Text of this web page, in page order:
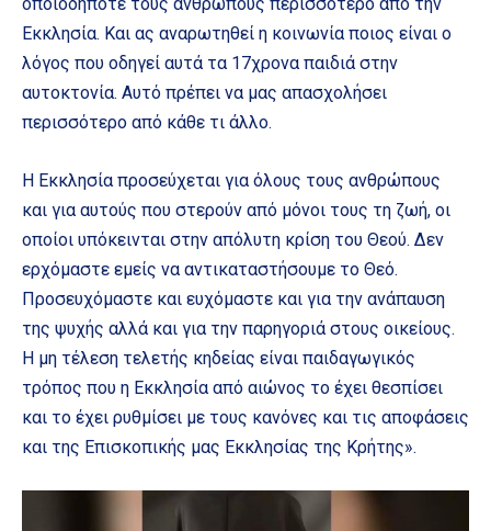
Εκκλησία. Και ας αναρωτηθεί η κοινωνία ποιος είναι ο
λόγος που οδηγεί αυτά τα 17χρονα παιδιά στην
αυτοκτονία. Αυτό πρέπει να μας απασχολήσει
περισσότερο από κάθε τι άλλο.
Η Εκκλησία προσεύχεται για όλους τους ανθρώπους
και για αυτούς που στερούν από μόνοι τους τη ζωή, οι
οποίοι υπόκεινται στην απόλυτη κρίση του Θεού. Δεν
ερχόμαστε εμείς να αντικαταστήσουμε το Θεό.
Προσευχόμαστε και ευχόμαστε και για την ανάπαυση
της ψυχής αλλά και για την παρηγοριά στους οικείους.
Η μη τέλεση τελετής κηδείας είναι παιδαγωγικός
τρόπος που η Εκκλησία από αιώνος το έχει θεσπίσει
και το έχει ρυθμίσει με τους κανόνες και τις αποφάσεις
και της Επισκοπικής μας Εκκλησίας της Κρήτης».